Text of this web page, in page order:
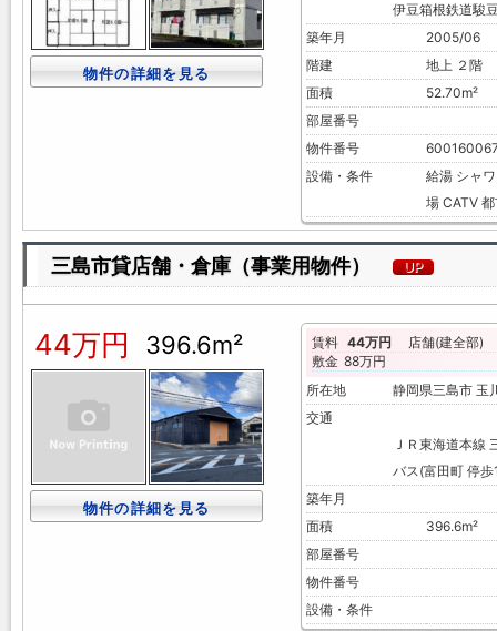
物件の詳細を見る
伊豆箱根鉄道駿
築年月
2005/06
階建
地上 ２階
面積
52.70m²
部屋番号
物件番号
設備・条件
給湯 シャ
場 CATV
三島市貸店舗・倉庫（事業用物件） UP
44万円 396.6m²
物件の詳細を見る
賃料 44万円
店舗(建全部)
敷金 88万円
所在地
静岡県三島市
交通
ＪＲ東海道本線
バス(富田町 停歩
築年月
面積
396.6m²
部屋番号
物件番号
設備・条件